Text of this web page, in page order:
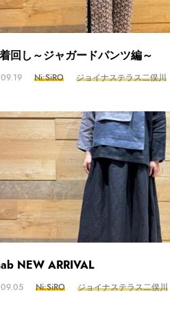
回し～ジャガードパンツ編～
Ni:SiRO ジョイナステラス二俣川
NEW ARRIVAL
Ni:SiRO ジョイナステラス二俣川